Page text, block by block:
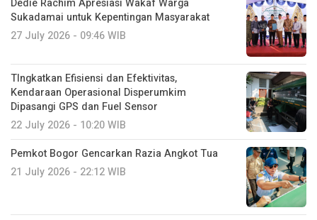
Sukadamai untuk Kepentingan Masyarakat
27 July 2026 - 09:46 WIB
TIngkatkan Efisiensi dan Efektivitas,
Kendaraan Operasional Disperumkim
Dipasangi GPS dan Fuel Sensor
22 July 2026 - 10:20 WIB
Pemkot Bogor Gencarkan Razia Angkot Tua
21 July 2026 - 22:12 WIB